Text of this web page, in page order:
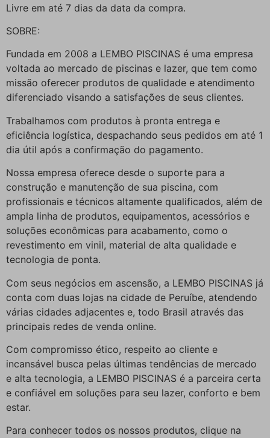
Livre em até 7 dias da data da compra.
SOBRE:
Fundada em 2008 a LEMBO PISCINAS é uma empresa
voltada ao mercado de piscinas e lazer, que tem como
missão oferecer produtos de qualidade e atendimento
diferenciado visando a satisfações de seus clientes.
Trabalhamos com produtos à pronta entrega e
eficiência logística, despachando seus pedidos em até 1
dia útil após a confirmação do pagamento.
Nossa empresa oferece desde o suporte para a
construção e manutenção de sua piscina, com
profissionais e técnicos altamente qualificados, além de
ampla linha de produtos, equipamentos, acessórios e
soluções econômicas para acabamento, como o
revestimento em vinil, material de alta qualidade e
tecnologia de ponta.
Com seus negócios em ascensão, a LEMBO PISCINAS já
conta com duas lojas na cidade de Peruíbe, atendendo
várias cidades adjacentes e, todo Brasil através das
principais redes de venda online.
Com compromisso ético, respeito ao cliente e
incansável busca pelas últimas tendências de mercado
e alta tecnologia, a LEMBO PISCINAS é a parceira certa
e confiável em soluções para seu lazer, conforto e bem
estar.
Para conhecer todos os nossos produtos, clique na